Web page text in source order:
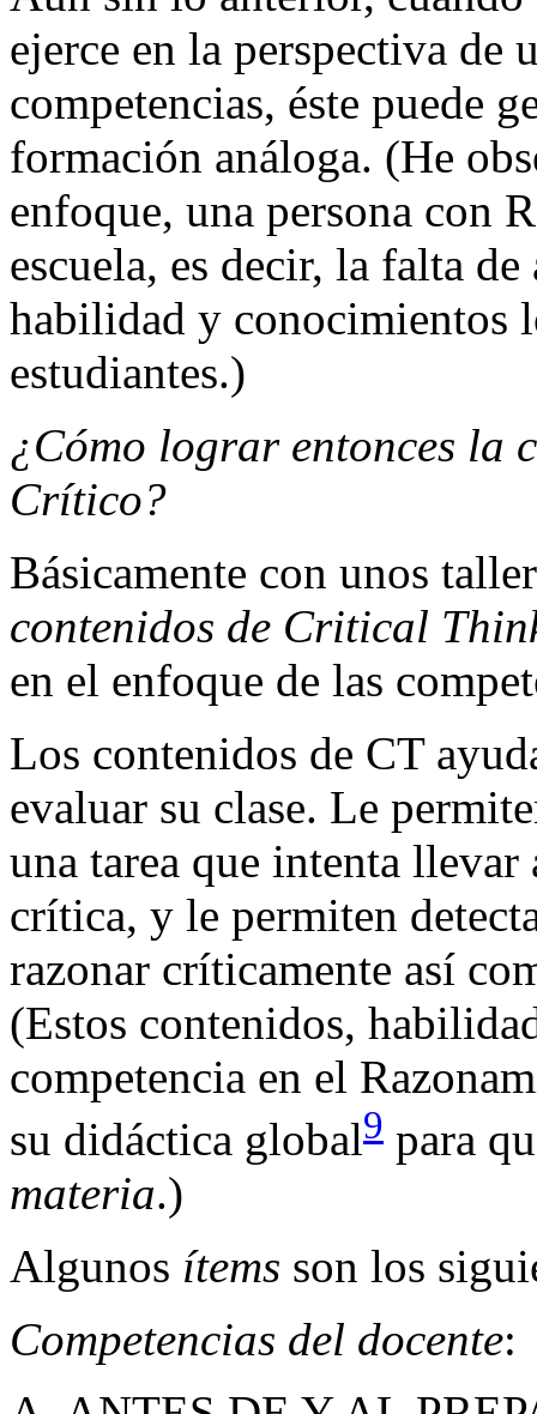
ejerce en la perspectiva de
competencias, éste puede
formación análoga. (He
enfoque, una persona con
escuela, es decir, la falta
habilidad y conocimientos
estudiantes.)
¿Cómo lograr entonces la
Crítico?
Básicamente con unos
contenidos de Critical
en el enfoque de las
Los contenidos de CT
evaluar su clase. Le
una tarea que intenta
crítica, y le permiten
razonar críticamente así
(Estos contenidos,
competencia en el
su didáctica global9 para
materia.)
Algunos ítems son los
Competencias del docente: